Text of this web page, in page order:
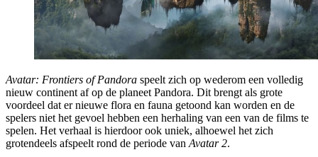
Avatar: Frontiers of Pandora speelt zich op wederom een volledig
nieuw continent af op de planeet Pandora. Dit brengt als grote
voordeel dat er nieuwe flora en fauna getoond kan worden en de
spelers niet het gevoel hebben een herhaling van een van de films te
spelen. Het verhaal is hierdoor ook uniek, alhoewel het zich
grotendeels afspeelt rond de periode van Avatar 2.